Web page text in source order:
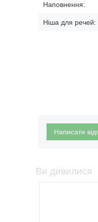
Наповнення:
Ніша для речей:
Написати
Ви дивилися